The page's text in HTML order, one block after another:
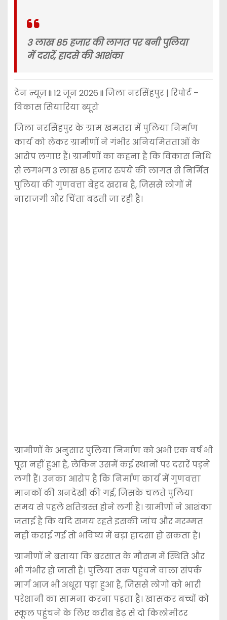
3 लाख 85 हजार की लागत पर बनी पुलिया
में दरारें, हादसे की आशंका
टेन न्यूज़ ii 12 जून 2026 ii जिला नरसिंहपुर | रिपोर्ट –
विकास सियारिया ब्यूरो
जिला नरसिंहपुर के ग्राम खमतरा में पुलिया निर्माण
कार्य को लेकर ग्रामीणों ने गंभीर अनियमितताओं के
आरोप लगाए हैं। ग्रामीणों का कहना है कि विकास निधि
से लगभग 3 लाख 85 हजार रुपये की लागत से निर्मित
पुलिया की गुणवत्ता बेहद खराब है, जिससे लोगों में
नाराजगी और चिंता बढ़ती जा रही है।
ग्रामीणों के अनुसार पुलिया निर्माण को अभी एक वर्ष भी
पूरा नहीं हुआ है, लेकिन उसमें कई स्थानों पर दरारें पड़ने
लगी हैं। उनका आरोप है कि निर्माण कार्य में गुणवत्ता
मानकों की अनदेखी की गई, जिसके चलते पुलिया
समय से पहले क्षतिग्रस्त होने लगी है। ग्रामीणों ने आशंका
जताई है कि यदि समय रहते इसकी जांच और मरम्मत
नहीं कराई गई तो भविष्य में बड़ा हादसा हो सकता है।
ग्रामीणों ने बताया कि बरसात के मौसम में स्थिति और
भी गंभीर हो जाती है। पुलिया तक पहुंचने वाला संपर्क
मार्ग आज भी अधूरा पड़ा हुआ है, जिससे लोगों को भारी
परेशानी का सामना करना पड़ता है। खासकर बच्चों को
स्कूल पहुंचने के लिए करीब डेढ़ से दो किलोमीटर